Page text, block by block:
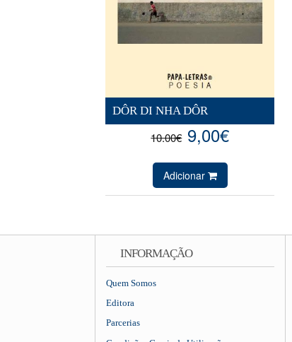
DÔR DI NHA DÔR
10.00€ 9,00€
Adicionar
INFORMAÇÃO
Quem Somos
Editora
Parcerias